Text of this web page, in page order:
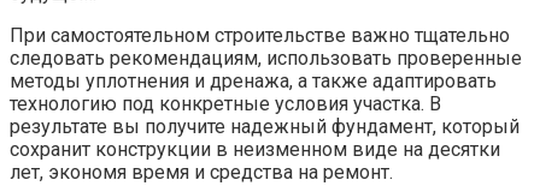
При самостоятельном строительстве важно тщательно
следовать рекомендациям, использовать проверенные
методы уплотнения и дренажа, а также адаптировать
технологию под конкретные условия участка. В
результате вы получите надежный фундамент, который
сохранит конструкции в неизменном виде на десятки
лет, экономя время и средства на ремонт.